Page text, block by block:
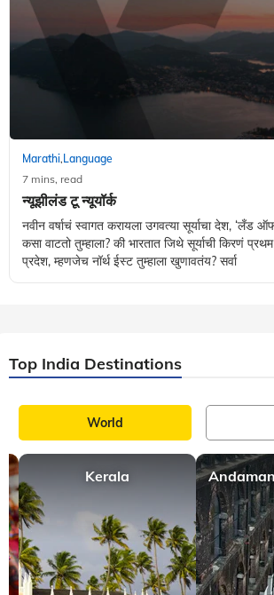
Marathi, Language
7 mins, read
न्यूझीलंड टू न्यूयॉर्क
नवीन वर्षाचं स्वागत करायला उगवत्या सूर्याचा देश, ‘लँड
कसा वाटतो तुम्हाला? की भारतात जिथे सूर्याची किरणं
प्रदेश, म्हणजेच नॉर्थ ईस्ट तुम्हाला खुणावतंय? सर्वा
Top India Destinations
World
Kerala